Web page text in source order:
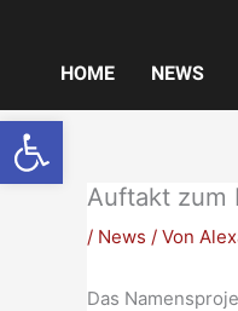
Werkzeugleiste öffnen
springenHOME NEWS
Auftakt zum
/ News / Von
Das